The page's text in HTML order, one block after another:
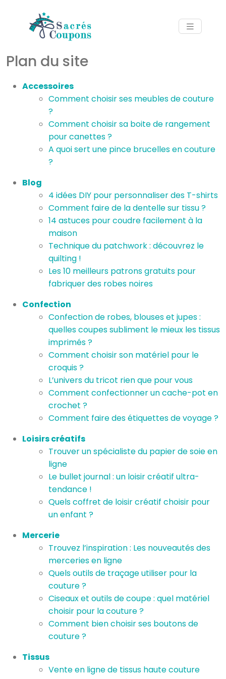
Plan du site
Accessoires
Comment choisir ses meubles de couture
?
Comment choisir sa boite de rangement
pour canettes ?
A quoi sert une pince brucelles en couture
?
Blog
4 idées DIY pour personnaliser des T-shirts
Comment faire de la dentelle sur tissu ?
14 astuces pour coudre facilement à la
maison
Technique du patchwork : découvrez le
quilting !
Les 10 meilleurs patrons gratuits pour
fabriquer des robes noires
Confection
Confection de robes, blouses et jupes :
quelles coupes subliment le mieux les tissus
imprimés ?
Comment choisir son matériel pour le
croquis ?
L’univers du tricot rien que pour vous
Comment confectionner un cache-pot en
crochet ?
Comment faire des étiquettes de voyage ?
Loisirs créatifs
Trouver un spécialiste du papier de soie en
ligne
Le bullet journal : un loisir créatif ultra-
tendance !
Quels coffret de loisir créatif choisir pour
un enfant ?
Mercerie
Trouvez l’inspiration : Les nouveautés des
merceries en ligne
Quels outils de traçage utiliser pour la
couture ?
Ciseaux et outils de coupe : quel matériel
choisir pour la couture ?
Comment bien choisir ses boutons de
couture ?
Tissus
Vente en ligne de tissus haute couture